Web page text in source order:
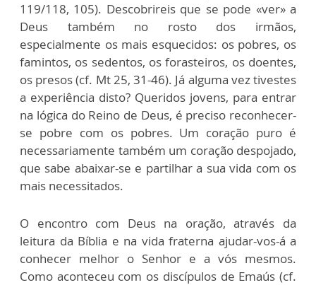
119/118, 105). Descobrireis que se pode «ver» a
Deus também no rosto dos irmãos,
especialmente os mais esquecidos: os pobres, os
famintos, os sedentos, os forasteiros, os doentes,
os presos (cf. Mt 25, 31-46). Já alguma vez tivestes
a experiência disto? Queridos jovens, para entrar
na lógica do Reino de Deus, é preciso reconhecer-
se pobre com os pobres. Um coração puro é
necessariamente também um coração despojado,
que sabe abaixar-se e partilhar a sua vida com os
mais necessitados.
O encontro com Deus na oração, através da
leitura da Bíblia e na vida fraterna ajudar-vos-á a
conhecer melhor o Senhor e a vós mesmos.
Como aconteceu com os discípulos de Emaús (cf.